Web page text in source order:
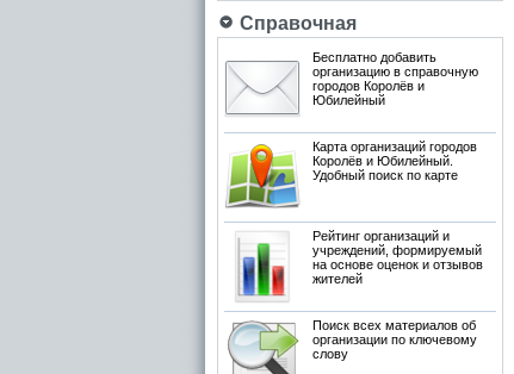
Справочная
Бесплатно добавить
организацию в справочную
городов Королёв и
Юбилейный
Карта организаций городов
Королёв и Юбилейный.
Удобный поиск по карте
Рейтинг организаций и
учреждений, формируемый
на основе оценок и отзывов
жителей
Поиск всех материалов об
организации по ключевому
слову